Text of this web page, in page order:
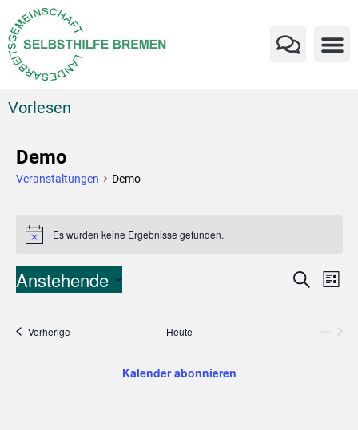
Vorlesen
Demo
Veranstaltungen Demo
HinweisEs wurden keine Ergebnisse gefunden.
Suche
Suche
Liste
Anstehende
VorherigeVeranstaltungen Heute Veranstaltungen
Kalender abonnieren